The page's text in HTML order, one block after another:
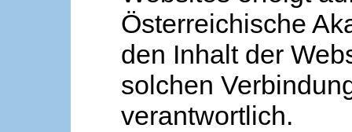
Österreichische
den Inhalt der
solchen
verantwortlich.